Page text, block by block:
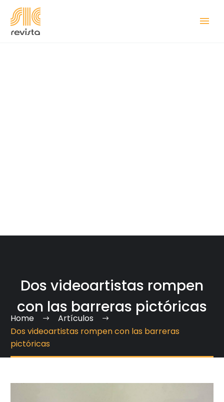
Dos videoartistas rompen
con las barreras pictóricas
Home
Artículos
Dos videoartistas rompen con las barreras
pictóricas